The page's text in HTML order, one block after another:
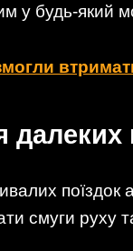
у будь-який
далеких
смуги